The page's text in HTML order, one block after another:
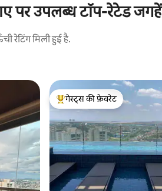
पर उपलब्ध टॉप-रेटेड जगहें
रेटिंग मिली हुई है.
गेस्ट्स का टॉप फ़ेवरेट
गेस्ट्स की फ़ेवरेट